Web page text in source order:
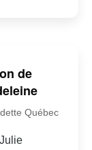
de
Québec